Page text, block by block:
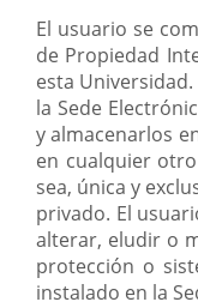
El usuario se
de Propiedad
esta
la Sede
y almacenarlos
en cualquier
sea, única y
privado. El
alterar, eludir o
protección o
instalado en la